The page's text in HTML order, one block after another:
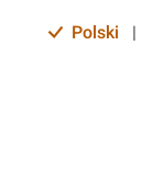
Polski |